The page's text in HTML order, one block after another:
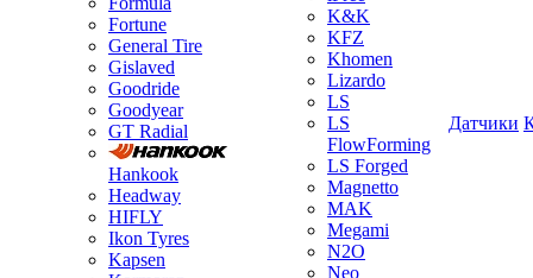
Fortune
General Tire
Gislaved
Goodride
Goodyear
GT Radial
Hankook
Headway
HIFLY
Ikon Tyres
Kapsen
K&K
KFZ
Khomen
Lizardo
LS
LS
FlowForming
LS Forged
Magnetto
MAK
Megami
N2O
Neo
Датчики